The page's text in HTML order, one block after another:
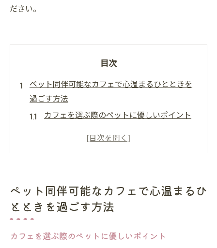
ださい。
目次
ペット同伴可能なカフェで心温まるひとときを
過ごす方法
カフェを選ぶ際のペットに優しいポイント
ペットと共に楽しむおすすめメニュー
ごし方
ペット同伴カフェでのマナーとルール
カフェ
ペット同伴可能なカフェで心温まるひ
とときを過ごす方法
カフェを選ぶ際のペットに優しいポイント